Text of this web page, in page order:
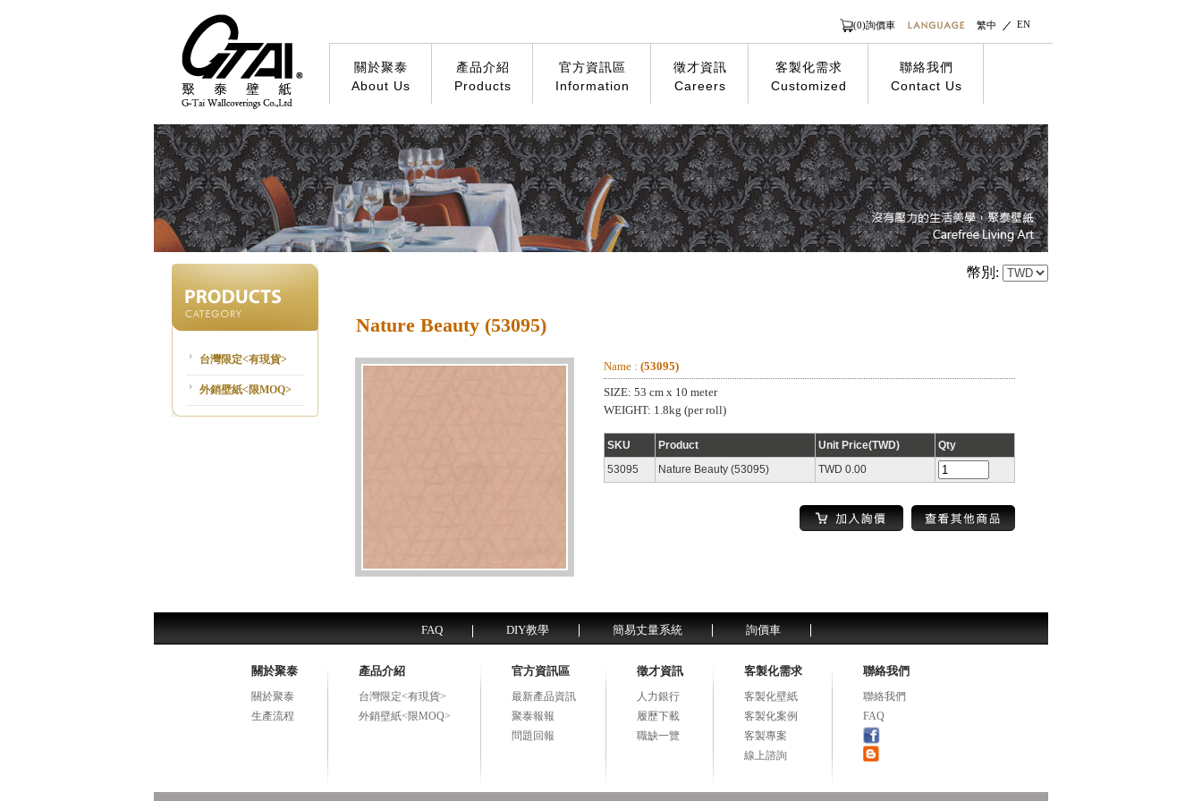
EN
繁中
(0)詢價車
關於聚泰
About Us
產品介紹
Products
官方資訊區
Information
徵才資訊
Careers
客製化需求
Customized
聯絡我們
Contact Us
台灣限定<有現貨>
外銷壁紙<限MOQ>
幣別:
Nature Beauty (53095)
Name : (53095)
SIZE: 53 cm x 10 meter
WEIGHT: 1.8kg (per roll)
SKU Product Unit Price(TWD)
Qty
53095
Nature Beauty (53095) TWD 0.00
FAQ DIY教學 簡易丈量系統 詢價車
關於聚泰
關於聚泰
生產流程
產品介紹
台灣限定<有現貨>
外銷壁紙<限MOQ>
官方資訊區
最新產品資訊
聚泰報報
問題回報
徵才資訊
人力銀行
履歷下載
職缺一覽
客製化需求
客製化壁紙
客製化案例
客製專案
線上諮詢
聯絡我們
聯絡我們
FAQ